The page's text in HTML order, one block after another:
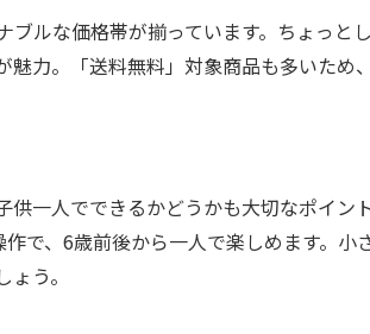
ルな価格帯が揃っています。ちょっと
力。「送料無料」対象商品も多いため
一人でできるかどうかも大切なポイン
で、6歳前後から一人で楽しめます。小
う。